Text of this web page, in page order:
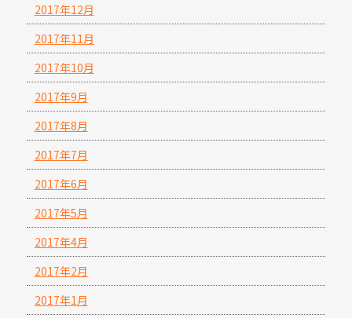
2017年12月
2017年11月
2017年10月
2017年9月
2017年8月
2017年7月
2017年6月
2017年5月
2017年4月
2017年2月
2017年1月